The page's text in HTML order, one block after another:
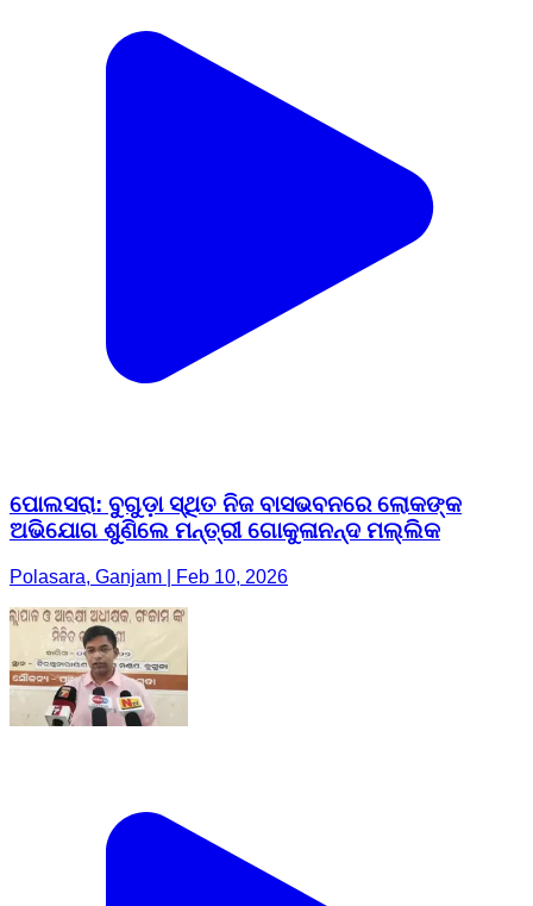
ପୋଲସରା: ବୁଗୁଡ଼ା ସ୍ଥିତ ନିଜ ବାସଭବନରେ ଲୋକଙ୍କ
ଅଭିଯୋଗ ଶୁଣିଲେ ମନ୍ତ୍ରୀ ଗୋକୁଳାନନ୍ଦ ମଲ୍ଲିକ
Polasara, Ganjam | Feb 10, 2026